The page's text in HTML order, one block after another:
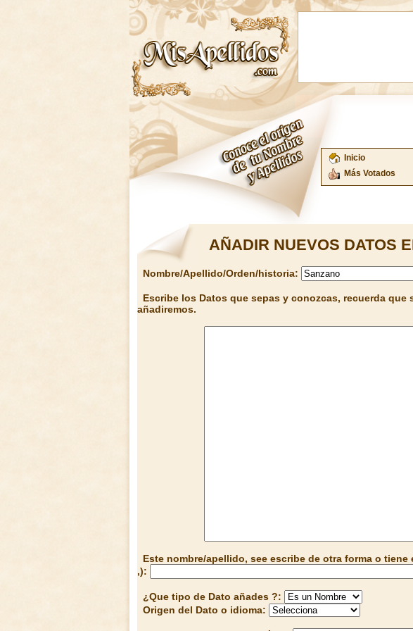
Inicio
Más Votados
AÑADIR NUEVOS DATOS
Nombre/Apellido/Orden/historia:
Escribe los Datos que sepas y conozcas, recuerda
añadiremos.
Este nombre/apellido, see escribe de otra forma o
,):
¿Que tipo de Dato añades ?:
Origen del Dato o idioma: